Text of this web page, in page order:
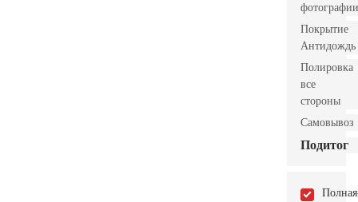
фотографии
Покрытие
Антидождь
Полировка
все
стороны
Самовывоз
Подитог
Полная